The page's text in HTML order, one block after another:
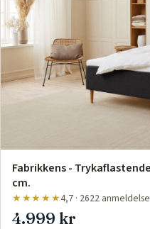
Fabrikkens -
cm.
★★★★★4,7 · 2622
4.999 kr